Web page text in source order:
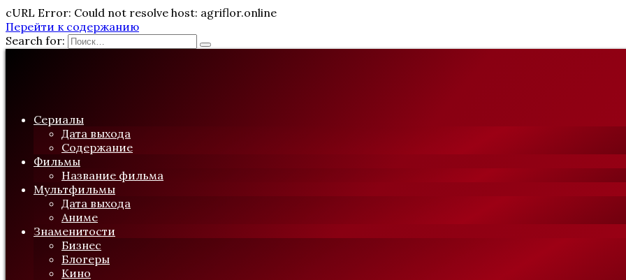
cURL Error: Could not resolve host: agriflor.online
Перейти к содержанию
Search for:
Сериалы
Дата выхода
Содержание
Фильмы
Название фильма
Мультфильмы
Дата выхода
Аниме
Знаменитости
Бизнес
Блогеры
Кино